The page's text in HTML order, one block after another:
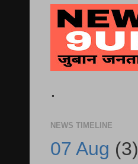
.
NEWS TIMELINE
07 Aug (3)